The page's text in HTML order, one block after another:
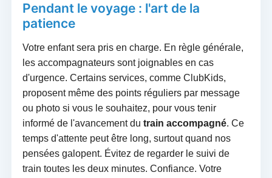
Pendant le voyage : l'art de la
patience
Votre enfant sera pris en charge. En règle générale,
les accompagnateurs sont joignables en cas
d'urgence. Certains services, comme ClubKids,
proposent même des points réguliers par message
ou photo si vous le souhaitez, pour vous tenir
informé de l'avancement du train accompagné. Ce
temps d'attente peut être long, surtout quand nos
pensées galopent. Évitez de regarder le suivi de
train toutes les deux minutes. Confiance. Votre